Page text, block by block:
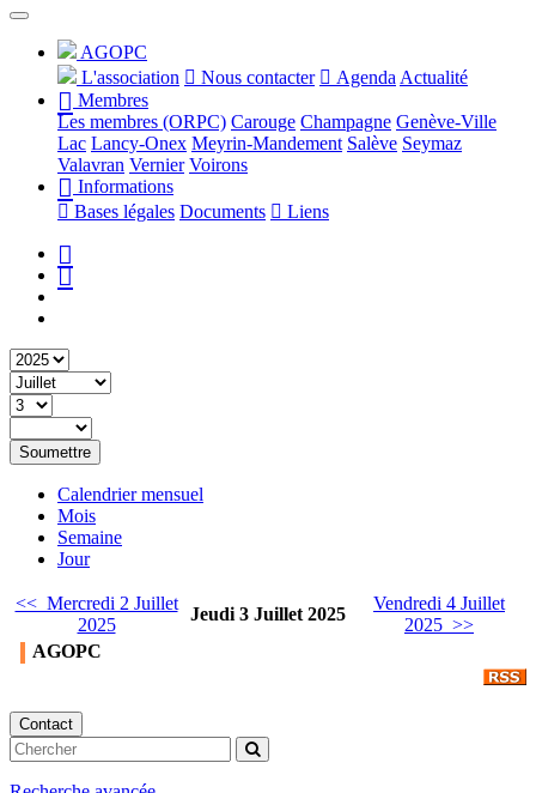
AGOPC
L'association
Nous contacter Agenda Actualité
Membres
Les membres (ORPC) Carouge Champagne Genève-Ville
Lac Lancy-Onex Meyrin-Mandement Salève Seymaz
Valavran Vernier Voirons
Informations
Bases légales Documents Liens
Soumettre
Calendrier mensuel
Mois
Semaine
Jour
<< Mercredi 2 Juillet
2025
Jeudi 3 Juillet 2025
Vendredi 4 Juillet
2025 >>
AGOPC
Contact